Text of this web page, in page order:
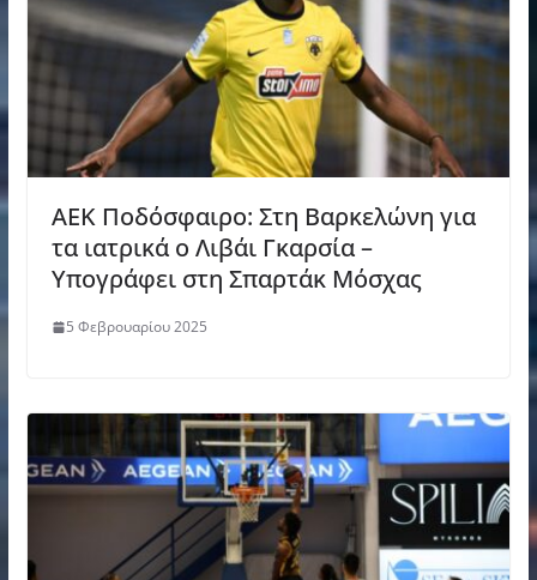
AEK Ποδόσφαιρο: Στη Βαρκελώνη για
τα ιατρικά ο Λιβάι Γκαρσία –
Υπογράφει στη Σπαρτάκ Μόσχας
5 Φεβρουαρίου 2025